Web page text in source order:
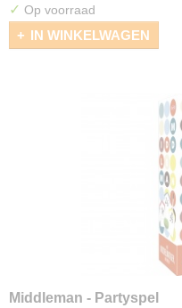
✓ Op voorraad
IN WINKELWAGEN
Middleman - Partyspel